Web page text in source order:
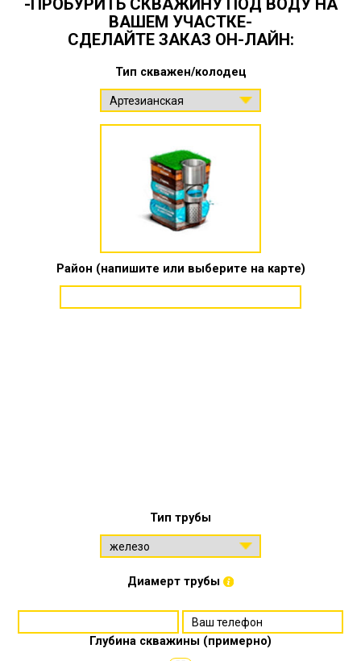
ВАШЕМ УЧАСТКЕ-
СДЕЛАЙТЕ ЗАКАЗ ОН-ЛАЙН:
Тип скважен/колодец
Район (напишите или выберите на карте)
Тип трубы
Диамерт трубы
Глубина скважины (примерно)